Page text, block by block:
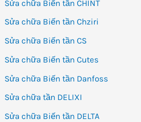
Sửa chữa Biến tần CHINT
Sửa chữa Biến tần Chziri
Sửa chữa Biến tần CS
Sửa chữa Biến tần Cutes
Sửa chữa Biến tần Danfoss
Sửa chữa tần DELIXI
Sửa chữa Biến tần DELTA